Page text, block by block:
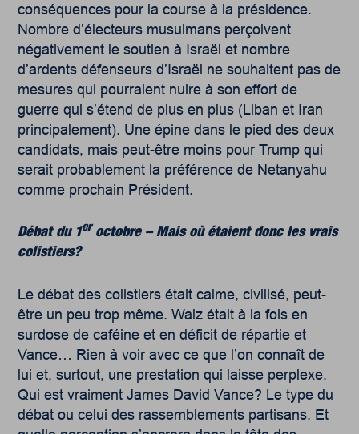
conséquences pour la course à la présidence.
Nombre d’électeurs musulmans perçoivent
négativement le soutien à Israël et nombre
d’ardents défenseurs d’Israël ne souhaitent pas de
mesures qui pourraient nuire à son effort de
guerre qui s’étend de plus en plus (Liban et Iran
principalement). Une épine dans le pied des deux
candidats, mais peut-être moins pour Trump qui
serait probablement la préférence de Netanyahu
comme prochain Président.
Débat du 1eroctobre – Mais où étaient donc les vrais
colistiers?
Le débat des colistiers était calme, civilisé, peut-
être un peu trop même. Walz était à la fois en
surdose de caféine et en déficit de répartie et
Vance… Rien à voir avec ce que l’on connaît de
lui et, surtout, une prestation qui laisse perplexe.
Qui est vraiment James David Vance? Le type du
débat ou celui des rassemblements partisans. Et